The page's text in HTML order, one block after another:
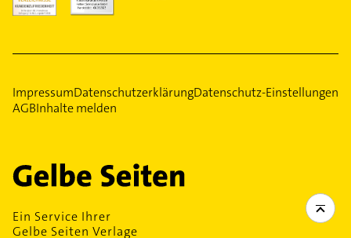
ImpressumDatenschutzerklärungDatenschutz-Einstellungen
AGBInhalte melden
Ein Service Ihrer
Gelbe Seiten Verlage